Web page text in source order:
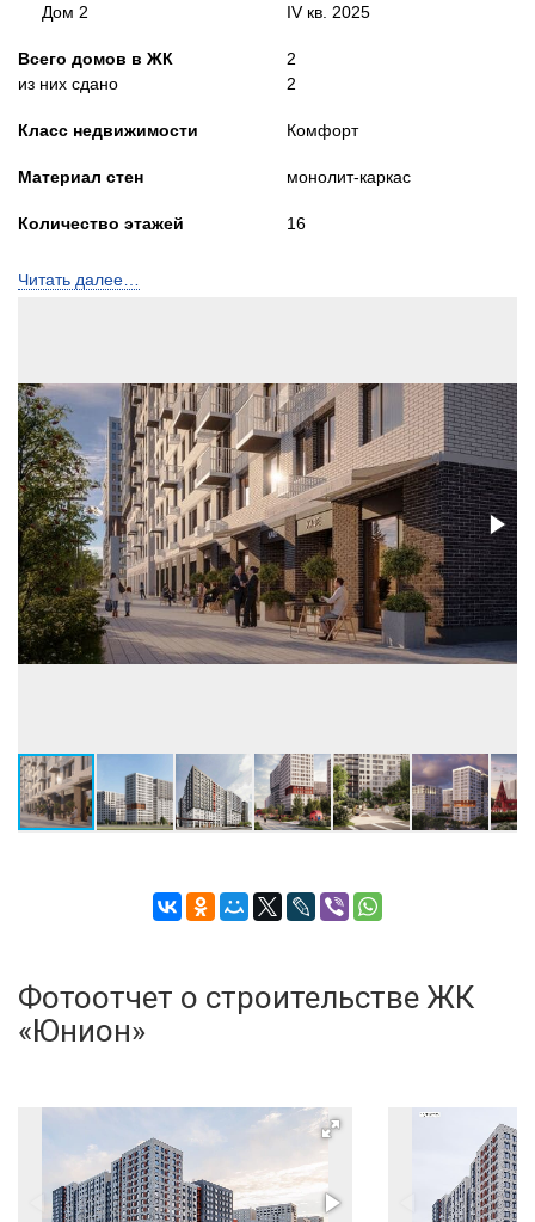
Дом 2
Всего домов в ЖК
из них сдано
Класс недвижимости
Материал стен
Количество этажей
Квартир / подъездов
Дом 1
Высота потолков, м
IV кв. 2025
2
2
Комфорт
монолит-каркас
16
грузопасс.
2,57
Застройщик:ООО СЗ СТРАНА-ЭТАЛОН (Страна
Девелопмент)
Телефон консультанта
Читать далее…
Фотоотчет о строительстве ЖК
«Юнион»